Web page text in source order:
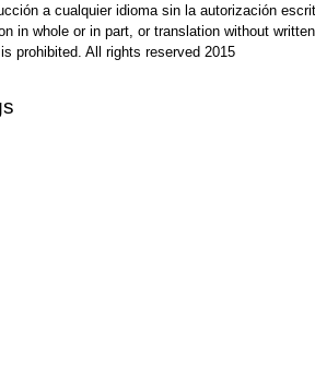
a cualquier idioma sin la autorización
in whole or in part, or translation without written
prohibited. All rights reserved 2015